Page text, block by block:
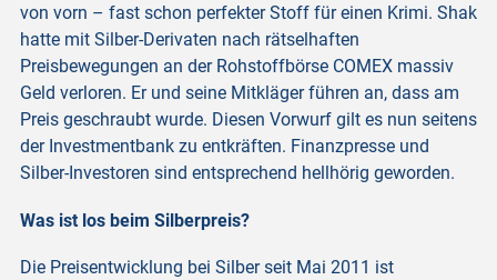
von vorn – fast schon perfekter Stoff für einen Krimi. Shak
hatte mit Silber-Derivaten nach rätselhaften
Preisbewegungen an der Rohstoffbörse COMEX massiv
Geld verloren. Er und seine Mitkläger führen an, dass am
Preis geschraubt wurde. Diesen Vorwurf gilt es nun seitens
der Investmentbank zu entkräften. Finanzpresse und
Silber-Investoren sind entsprechend hellhörig geworden.
Was ist los beim Silberpreis?
Die Preisentwicklung bei Silber seit Mai 2011 ist